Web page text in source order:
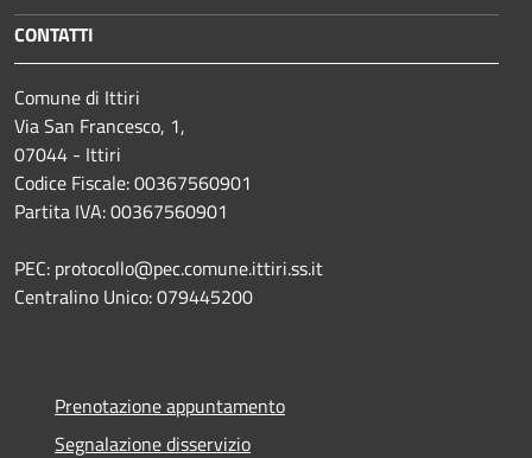
CONTATTI
Comune di Ittiri
Via San Francesco, 1,
07044 - Ittiri
Codice Fiscale: 00367560901
Partita IVA: 00367560901
PEC: protocollo@pec.comune.ittiri.ss.it
Centralino Unico: 079445200
Prenotazione appuntamento
Segnalazione disservizio